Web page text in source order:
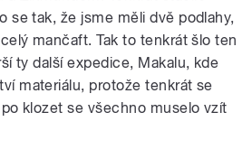
se tak, že jsme měli dvě podlahy,
mančaft. Tak to tenkrát šlo ten
ty další expedice, Makalu, kde
materiálu, protože tenkrát se
klozet se všechno muselo vzít